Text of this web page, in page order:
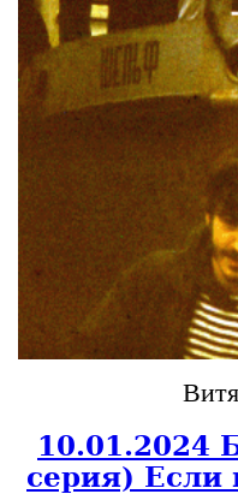
10.01.2024
серия) Если